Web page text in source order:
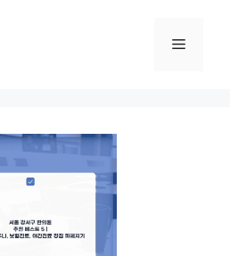
메